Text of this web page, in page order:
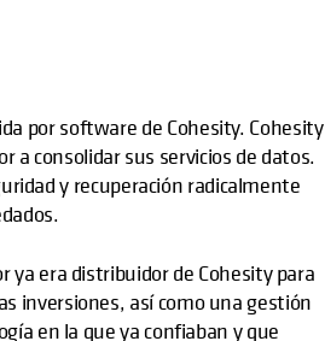
por software de Cohesity. Cohesity
a consolidar sus servicios de datos.
y recuperación radicalmente
ya era distribuidor de Cohesity para
inversiones, así como una gestión
en la que ya confiaban y que